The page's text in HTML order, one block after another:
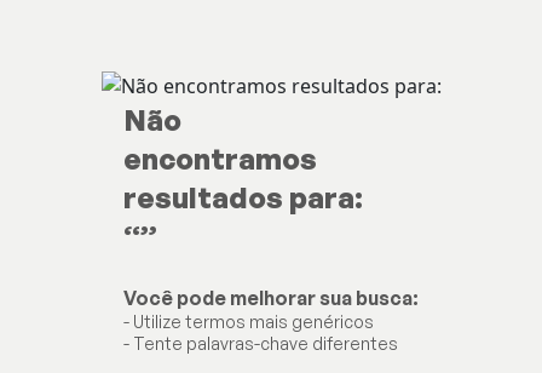
Não
encontramos
resultados para:
“”
Você pode melhorar sua busca:
- Utilize termos mais genéricos
- Tente palavras-chave diferentes